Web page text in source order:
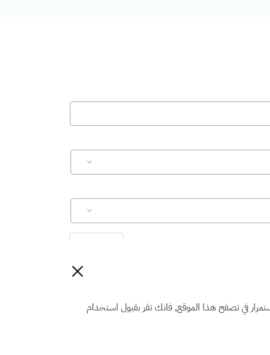
في تصفح هذا الموقع, فانك تقر بقبول استخدام